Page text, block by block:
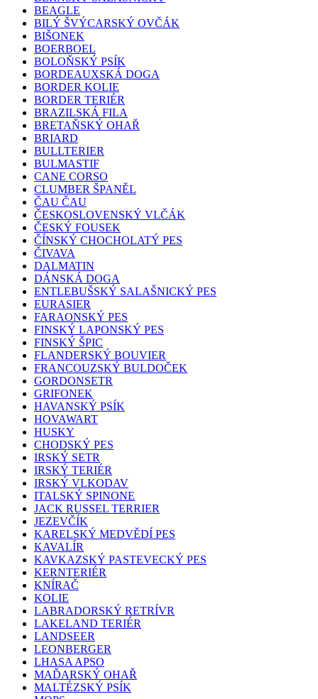
BEAGLE
BILÝ ŠVÝCARSKÝ OVČÁK
BIŠONEK
BOERBOEL
BOLOŇSKÝ PSÍK
BORDEAUXSKÁ DOGA
BORDER KOLIE
BORDER TERIÉR
BRAZILSKÁ FILA
BRETAŇSKÝ OHAŘ
BRIARD
BULLTERIER
BULMASTIF
CANE CORSO
CLUMBER ŠPANĚL
ČAU ČAU
ČESKOSLOVENSKÝ VLČÁK
ČESKÝ FOUSEK
ČÍNSKÝ CHOCHOLATÝ PES
ČIVAVA
DALMATIN
DÁNSKÁ DOGA
ENTLEBUŠSKÝ SALAŠNICKÝ PES
EURASIER
FARAONSKÝ PES
FINSKÝ LAPONSKÝ PES
FINSKÝ ŠPIC
FLANDERSKÝ BOUVIER
FRANCOUZSKÝ BULDOČEK
GORDONSETR
GRIFONEK
HAVANSKÝ PSÍK
HOVAWART
HUSKY
CHODSKÝ PES
IRSKÝ SETR
IRSKÝ TERIÉR
IRSKÝ VLKODAV
ITALSKÝ SPINONE
JACK RUSSEL TERRIER
JEZEVČÍK
KARELSKÝ MEDVĚDÍ PES
KAVALÍR
KAVKAZSKÝ PASTEVECKÝ PES
KERNTERIÉR
KNÍRAČ
KOLIE
LABRADORSKÝ RETRÍVR
LAKELAND TERIÉR
LANDSEER
LEONBERGER
LHASA APSO
MAĎARSKÝ OHAŘ
MALTÉZSKÝ PSÍK